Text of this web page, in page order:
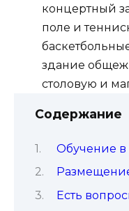
концертный
поле и
здание
столовую и
Содержание
Обучение
Есть